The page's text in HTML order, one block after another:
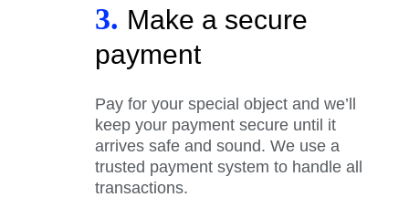
3. Make a secure
payment
Pay for your special object and we’ll
keep your payment secure until it
arrives safe and sound. We use a
trusted payment system to handle all
transactions.